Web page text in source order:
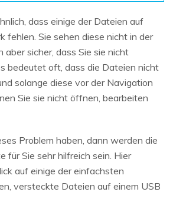
dass einige der Dateien auf
fehlen. Sie sehen diese nicht in der
aber sicher, dass Sie sie nicht
bedeutet oft, dass die Dateien nicht
solange diese vor der Navigation
Sie sie nicht öffnen, bearbeiten
Problem haben, dann werden die
für Sie sehr hilfreich sein. Hier
auf einige der einfachsten
versteckte Dateien auf einem USB